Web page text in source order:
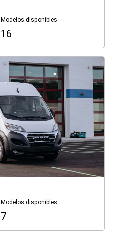
Modelos disponibles
16
Modelos disponibles
7